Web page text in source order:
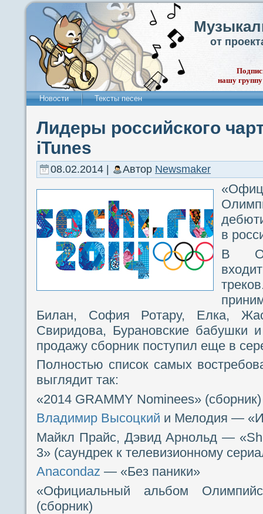
от
нашу
Новости Тексты песен
Лидеры российского
iTunes
08.02.2014 | Автор Newsmaker
в
В
Билан, София Ротару, Елка,
Свиридова, Бурановские бабушки
продажу сборник поступил еще в
Полностью список самых
выглядит так:
«2014 GRAMMY Nominees» (сборник)
Владимир Высоцкий и Мелодия —
Майкл Прайс, Дэвид Арнольд —
3» (саундрек к телевизионному
Anacondaz — «Без паники»
«Официальный альбом
(сборник)